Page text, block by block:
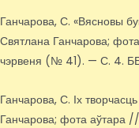
Ганчарова, С. «Вясновы
Святлана Ганчарова;
чэрвеня (№ 41). — С. 4.
Ганчарова, С. Іх
Ганчарова; фота аўтара